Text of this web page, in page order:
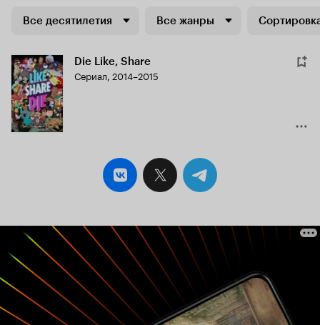
Все десятилетия Все жанры
Die Like, Share
Сериал, 2014–2015